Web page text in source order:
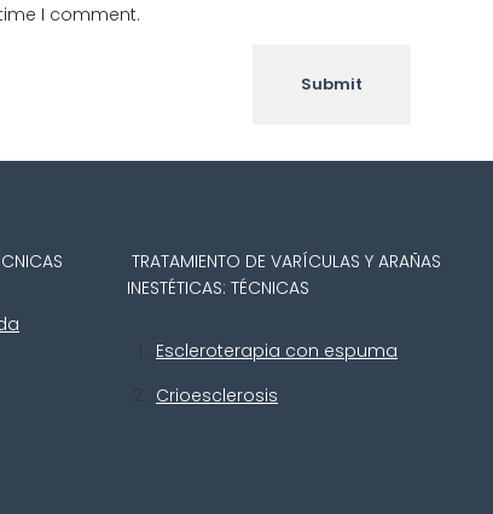
I comment.
TRATAMIENTO DE VARÍCULAS Y ARAÑAS
INESTÉTICAS: TÉCNICAS
Escleroterapia con espuma
Crioesclerosis